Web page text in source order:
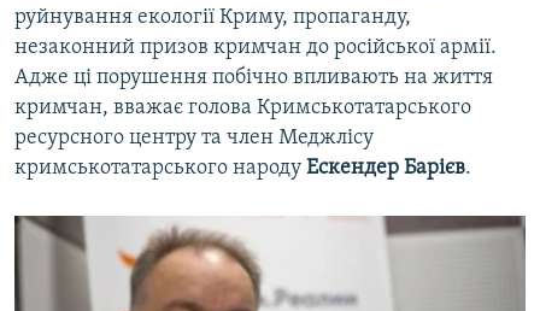
руйнування екології Криму, пропаганду,
незаконний призов кримчан до російської армії.
Адже ці порушення побічно впливають на життя
кримчан, вважає голова Кримськотатарського
ресурсного центру та член Меджлісу
кримськотатарського народу Ескендер Барієв.